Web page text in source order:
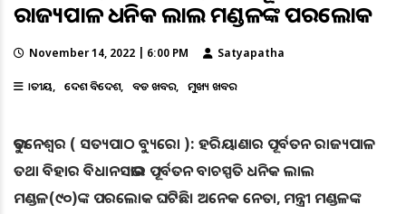
ରାଜ୍ୟପାଳ ଧନିକ ଲାଲ ମଣ୍ଡଳଙ୍କ ପରଲୋକ
November 14, 2022 | 6:00 PM Satyapatha
ଜାତୀୟ ଦେଶ ବିଦେଶ ବଡ ଖବର ମୁଖ୍ୟ ଖବର
ଭୁବନେଶ୍ୱର ( ସତ୍ୟପାଠ ବ୍ୟୁରୋ ): ହରିୟାଣାର ପୂର୍ବତନ ରାଜ୍ୟପାଳ
ତଥା ବିହାର ବିଧାନସଭାର ପୂର୍ବତନ ବାଚସ୍ପତି ଧନିକ ଲାଲ
ମଣ୍ଡଳ(୯୦)ଙ୍କ ପରଲୋକ ଘଟିଛି। ଅନେକ ନେତା, ମନ୍ତ୍ରୀ ମଣ୍ଡଳଙ୍କ